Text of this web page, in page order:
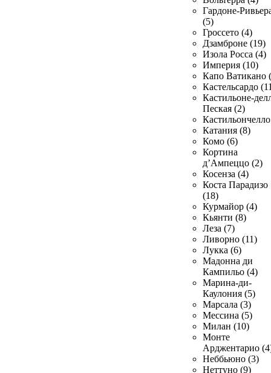
Гардоне-
(5)
Гроссето (4)
Дзамброне (19)
Изола Росса (4)
Империя (10)
Капо Ватикано
Кастельсардо
Кастильоне-
Пеская (2)
Катания (8)
Комо (6)
Кортина
д’Ампеццо (2)
Косенза (4)
Коста Парадизо
(18)
Курмайор (4)
Кьянти (8)
Леза (7)
Ливорно (11)
Лукка (6)
Мадонна ди
Кампильо (4)
Марина-ди-
Каулония (5)
Марсала (3)
Мессина (5)
Милан (10)
Монте
Арджентарио
Неббьюно (3)
Неттуно (9)